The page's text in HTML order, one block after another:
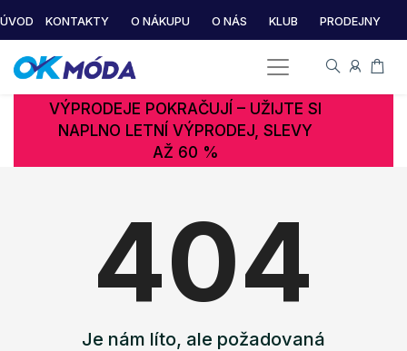
ÚVOD KONTAKTY O NÁKUPU O NÁS KLUB PRODEJNY
VÝPRODEJE POKRAČUJÍ – UŽIJTE SI
NAPLNO LETNÍ VÝPRODEJ, SLEVY
AŽ 60 %
404
Je nám líto, ale požadovaná